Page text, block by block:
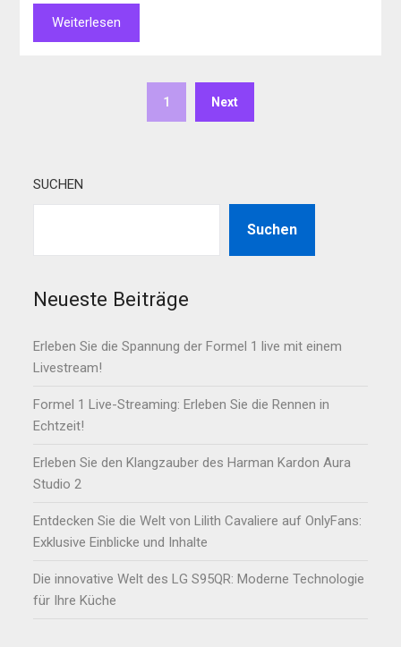
Weiterlesen
1 Next
SUCHEN
Suchen
Neueste Beiträge
Erleben Sie die Spannung der Formel 1 live mit einem
Livestream!
Formel 1 Live-Streaming: Erleben Sie die Rennen in
Echtzeit!
Erleben Sie den Klangzauber des Harman Kardon Aura
Studio 2
Entdecken Sie die Welt von Lilith Cavaliere auf OnlyFans:
Exklusive Einblicke und Inhalte
Die innovative Welt des LG S95QR: Moderne Technologie
für Ihre Küche